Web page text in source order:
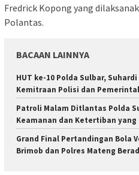
Fredrick Kopong yang
Polantas.
BACAAN LAINNYA
HUT ke-10 Polda Sulbar,
Kemitraan Polisi dan
Patroli Malam Ditlantas Polda
Keamanan dan Ketertiban
Grand Final Pertandingan Bola
Brimob dan Polres Mateng